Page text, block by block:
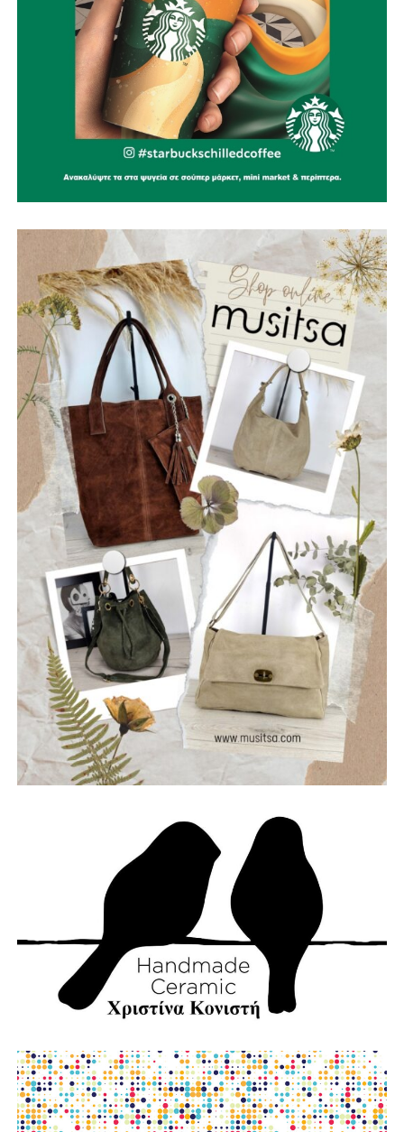
ενός έργου τέτοιας κλίμακας είναι απαιτητική. Με σχέδιο,
συνέπεια και αποφασιστικότητα, όμως, συνεχίζουμε να
κάνουμε όλα τα αναγκαία βήματα για να γίνει
πραγματικότητα».
φωτο:aftodioikisi